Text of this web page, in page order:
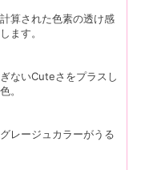
算された色素の透け感
ます。
ないCuteさをプラスし
。
レージュカラーがうる